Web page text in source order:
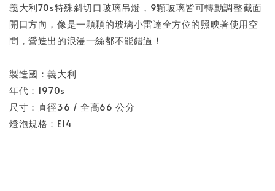
義大利70s特殊斜切口玻璃吊燈，9顆玻璃皆可轉動調整截面
開口方向，像是一顆顆的玻璃小雷達全方位的照映著使用空
間，營造出的浪漫一絲都不能錯過！
製造國：義大利
年代：1970s
尺寸：直徑36 / 全高66 公分
燈泡規格：E14